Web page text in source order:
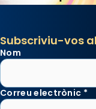
Subscriviu-vos
Nom
Correu electrònic *